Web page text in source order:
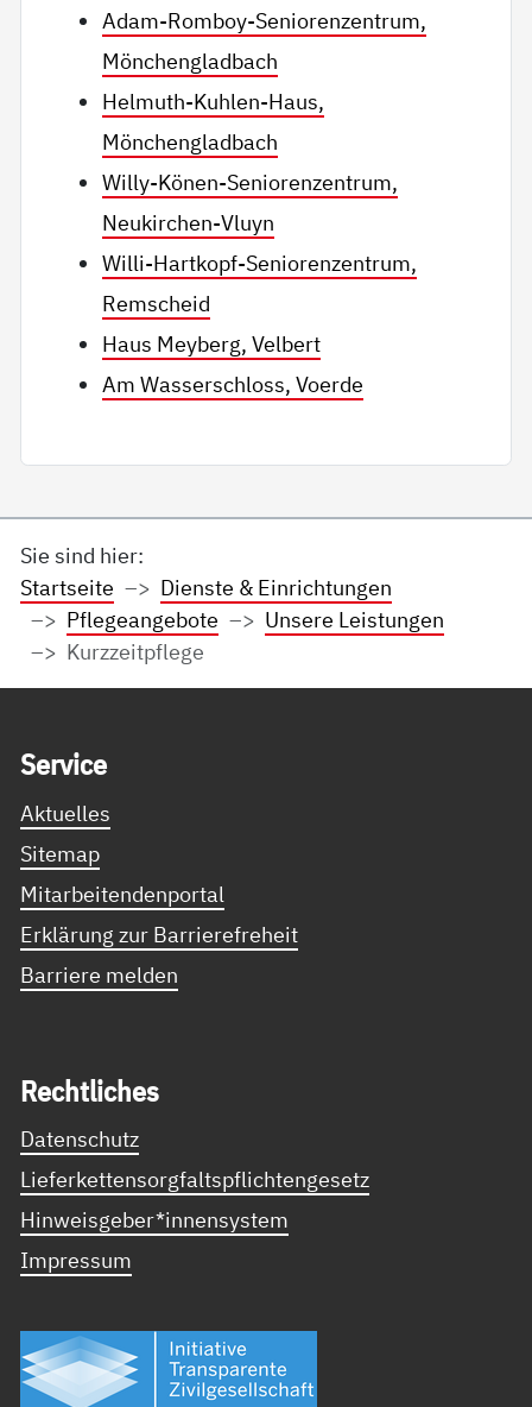
Adam-Romboy-Seniorenzentrum,
Mönchengladbach
Helmuth-Kuhlen-Haus,
Mönchengladbach
Willy-Könen-Seniorenzentrum,
Neukirchen-Vluyn
Willi-Hartkopf-Seniorenzentrum,
Remscheid
Haus Meyberg, Velbert
Am Wasserschloss, Voerde
Sie sind hier:
Startseite
Dienste & Einrichtungen
Pflegeangebote
Unsere Leistungen
Kurzzeitpflege
Ser­vice
Aktuelles
Sitemap
Mitarbeitendenportal
Erklärung zur Barrierefreheit
Barriere melden
Recht­li­ches
Datenschutz
Lieferkettensorgfaltspflichtengesetz
Hinweisgeber*innensystem
Impressum